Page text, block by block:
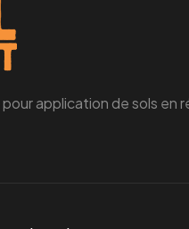
application de sols en